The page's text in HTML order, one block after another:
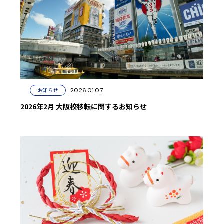
2026.01.07
お知らせ
2026年2月 大阪校移転に関するお知らせ